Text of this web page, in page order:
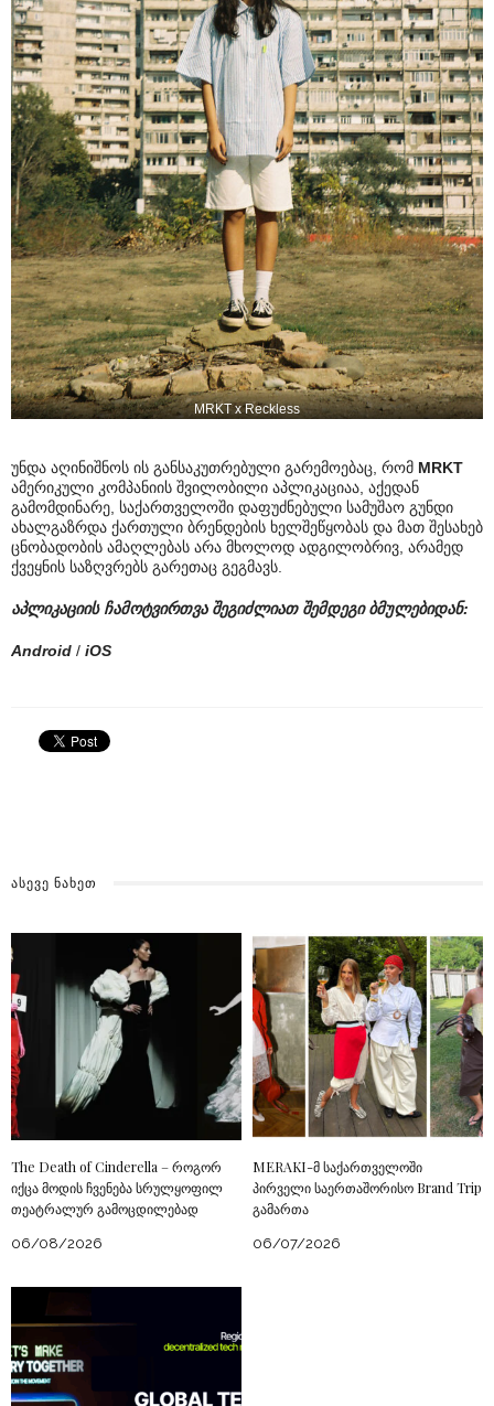
MRKT x Reckless
უნდა აღინიშნოს ის განსაკუთრებული გარემოებაც, რომ MRKT
ამერიკული კომპანიის შვილობილი აპლიკაციაა, აქედან
გამომდინარე, საქართველოში დაფუძნებული სამუშაო გუნდი
ახალგაზრდა ქართული ბრენდების ხელშეწყობას და მათ შესახებ
ცნობადობის ამაღლებას არა მხოლოდ ადგილობრივ, არამედ
ქვეყნის საზღვრებს გარეთაც გეგმავს.
აპლიკაციის ჩამოტვირთვა შეგიძლიათ შემდეგი ბმულებიდან:
Android / iOS
ᲐᲡᲔᲕᲔ ᲜᲐᲮᲔᲗ
The Death of Cinderella – როგორ
იქცა მოდის ჩვენება სრულყოფილ
თეატრალურ გამოცდილებად
06/08/2026
MERAKI-მ საქართველოში
პირველი საერთაშორისო Brand Trip
გამართა
06/07/2026